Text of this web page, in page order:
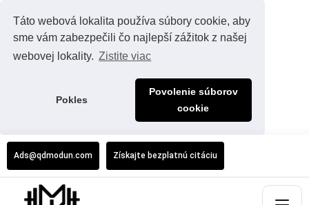
Táto webová lokalita používa súbory cookie, aby
sme vám zabezpečili čo najlepší zážitok z našej
webovej lokality. Zistite viac
Pokles
Povolenie súborov
cookie
Ads@qdmodun.com Získajte bezplatnú citáciu